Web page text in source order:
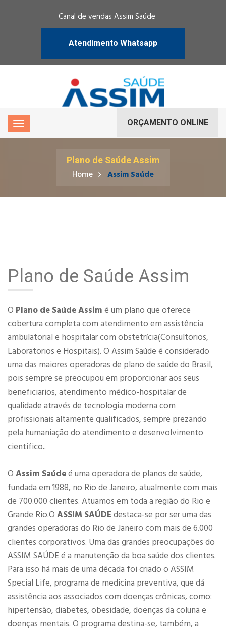
Canal de vendas Assim Saúde
Atendimento Whatsapp
ORÇAMENTO ONLINE
Plano de Saúde Assim
Home Assim Saúde
Plano de Saúde Assim
O Plano de Saúde Assim é um plano que oferece
cobertura completa com atendimento em assistência
ambulatorial e hospitalar com obstetrícia(Consultorios,
Laboratorios e Hospitais). O Assim Saúde é considerado
uma das maiores operadoras de plano de saúde do Brasil,
pois sempre se preocupou em proporcionar aos seus
beneficiarios, atendimento médico-hospitalar de
qualidade através de tecnologia moderna com
profissionais altamente qualificados, sempre prezando
pela humaniação do atendimento e desenvolvimento
cientifico..
O Assim Saúdeé uma operadora de planos de saúde,
fundada em 1988, no Rio de Janeiro, atualmente com mais
de 700.000 clientes. Atuamos em toda a região do Rio e
Grande Rio.O ASSIM SAÚDE destaca-se por ser uma das
grandes operadoras do Rio de Janeiro com mais de 6.000
clientes corporativos. Uma das grandes preocupações do
ASSIM SAÚDE é a manutenção da boa saúde dos clientes.
Para isso há mais de uma década foi criado o ASSIM
Special Life, programa de medicina preventiva, que dá
assistência aos associados com doenças crônicas, como:
hipertensão, diabetes, obesidade, doenças da coluna e
doenças mentais. O programa destina-se, também, a